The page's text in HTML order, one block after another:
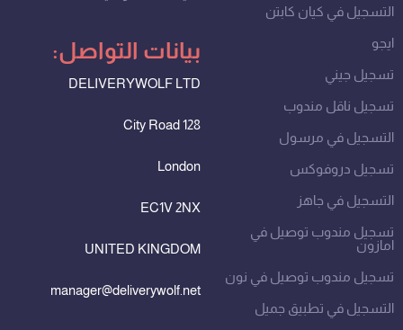
التسجيل في كيان كابتن
ايجو
تسجيل جيني
تسجيل ناقل مندوب
التسجيل في مرسول
تسجيل دروفوكس
التسجيل في جاهز
تسجيل مندوب توصيل في
امازون
تسجيل مندوب توصيل في نون
التسجيل في تطبيق جميل
بيانات التواصل:
DELIVERYWOLF LTD
128 City Road
London
EC1V 2NX
UNITED KINGDOM
manager@deliverywolf.net